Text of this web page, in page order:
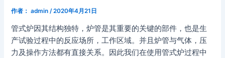
作者： admin /2020年4月21日
管式炉因其结构独特，炉管是其重要的关键的部件，也是生
产试验过程中的反应场所，工作区域。并且炉管与气体，压
力及操作方法都有直接关系。因此我们在使用管式炉过程中